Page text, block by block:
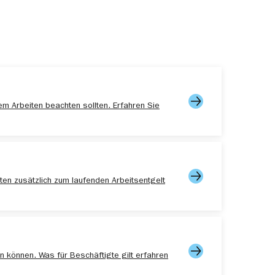
Arbeiten beachten sollten. Erfahren Sie
zusätzlich zum laufenden Arbeitsentgelt
können. Was für Beschäftigte gilt erfahren